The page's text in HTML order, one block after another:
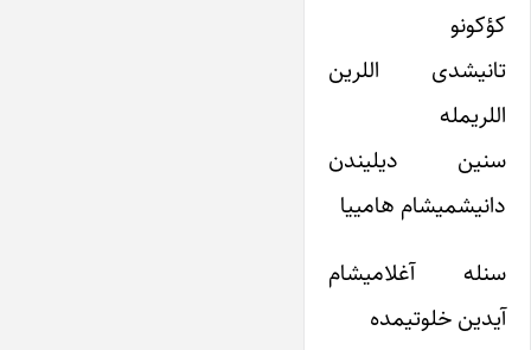
کؤکونو
تانیشدی اللرین
اللریمله
سنین دیلیندن
دانیشمیشام هامییا
سنله آغلامیشام
آیدین خلوتیمده